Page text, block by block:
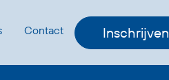
Contact Inschrijven